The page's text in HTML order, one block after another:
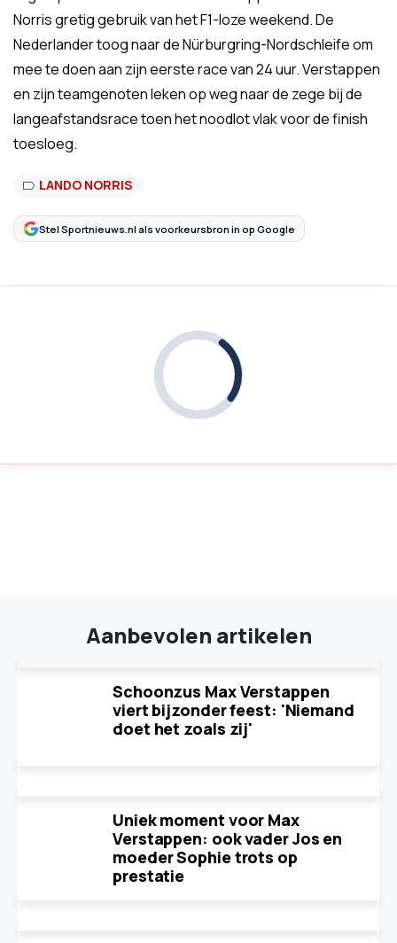
Norris gretig gebruik van het F1-loze weekend. De
Nederlander toog naar de Nürburgring-Nordschleife om
mee te doen aan zijn eerste race van 24 uur. Verstappen
en zijn teamgenoten leken op weg naar de zege bij de
langeafstandsrace toen het noodlot vlak voor de finish
toesloeg.
LANDO NORRIS
Stel Sportnieuws.nl als voorkeursbron in op Google
Aanbevolen artikelen
Schoonzus Max Verstappen
viert bijzonder feest: 'Niemand
doet het zoals zij'
Uniek moment voor Max
Verstappen: ook vader Jos en
moeder Sophie trots op
prestatie